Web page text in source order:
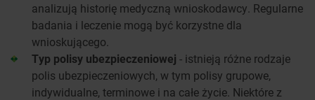
analizują historię medyczną wnioskodawcy. Regularne
badania i leczenie mogą być korzystne dla
wnioskującego.
Typ polisy ubezpieczeniowej - istnieją różne rodzaje
polis ubezpieczeniowych, w tym polisy grupowe,
indywidualne, terminowe i na całe życie. Niektóre z